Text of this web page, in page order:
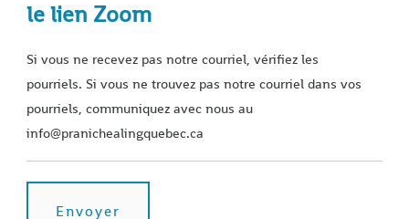
le lien Zoom
Si vous ne recevez pas notre courriel, vérifiez les
pourriels. Si vous ne trouvez pas notre courriel dans vos
pourriels, communiquez avec nous au
info@pranichealingquebec.ca